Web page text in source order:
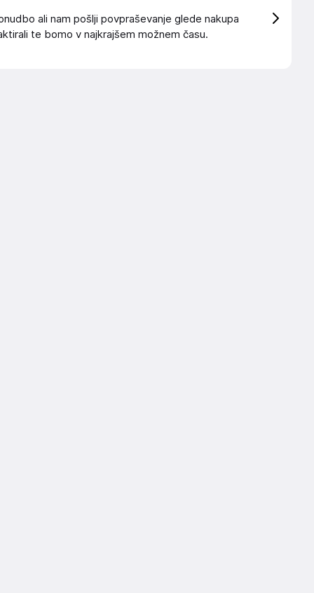
ali nam pošlji povpraševanje glede nakupa
te bomo v najkrajšem možnem času.